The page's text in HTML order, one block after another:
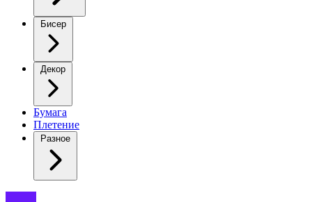
Бисер
Декор
Бумага
Плетение
Разное